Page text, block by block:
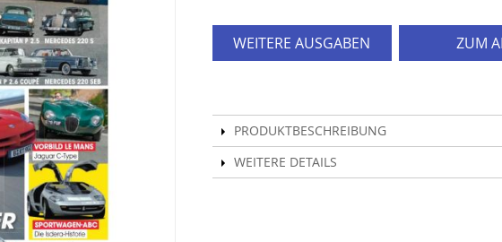
WEITERE AUSGABEN ZUM
PRODUKTBESCHREIBUNG
WEITERE DETAILS